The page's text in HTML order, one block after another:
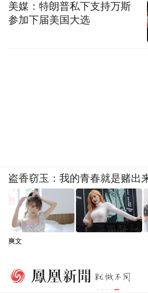
美媒：特朗普私下支持万斯
参加下届美国大选
盗香窃玉：我的青春就是赌出
爽文